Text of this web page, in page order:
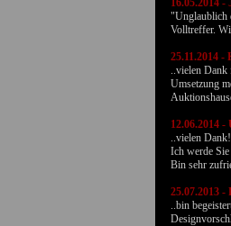
16.05.2014 -
"Unglaublich
Volltreffer.
25.11.2014 -
..vielen Dank
Umsetzung
12.06.2014 -
..vielen
Ich werde
Bin sehr
25.07.2013 -
..bin